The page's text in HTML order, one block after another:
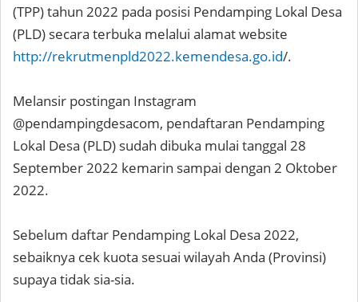
(TPP) tahun 2022 pada posisi Pendamping Lokal Desa
(PLD) secara terbuka melalui alamat website
http://rekrutmenpld2022.kemendesa.go.id/.
Melansir postingan Instagram
@pendampingdesacom, pendaftaran Pendamping
Lokal Desa (PLD) sudah dibuka mulai tanggal 28
September 2022 kemarin sampai dengan 2 Oktober
2022.
Sebelum daftar Pendamping Lokal Desa 2022,
sebaiknya cek kuota sesuai wilayah Anda (Provinsi)
supaya tidak sia-sia.